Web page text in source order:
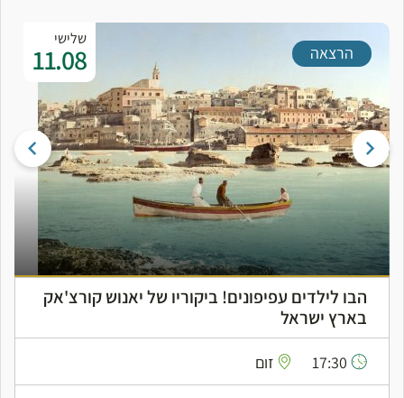
שלישי
11.08 הרצאה
הבו לילדים עפיפונים! ביקוריו של יאנוש קורצ'אק
בארץ ישראל
זום